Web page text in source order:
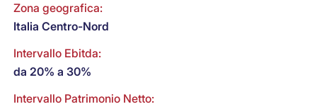
Zona geografica:
Italia Centro-Nord
Intervallo Ebitda:
da 20% a 30%
Intervallo Patrimonio Netto: